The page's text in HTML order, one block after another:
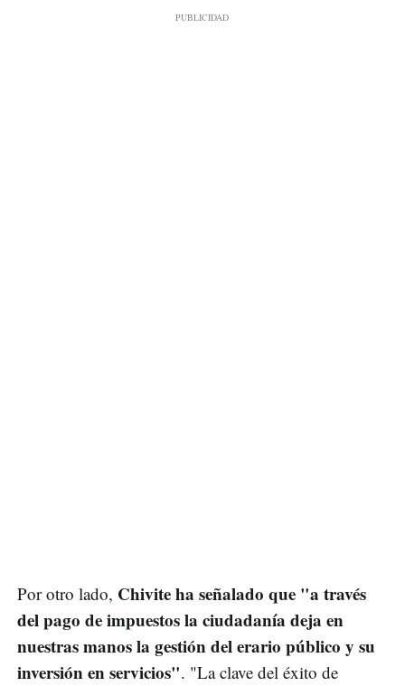
Por otro lado, Chivite ha señalado que "a través
del pago de impuestos la ciudadanía deja en
nuestras manos la gestión del erario público y su
inversión en servicios". "La clave del éxito de